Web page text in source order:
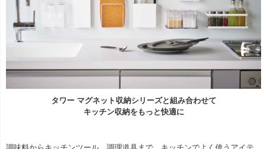
タワー マグネット収納シリーズと組み合わせて
キッチン収納をもっと快適に